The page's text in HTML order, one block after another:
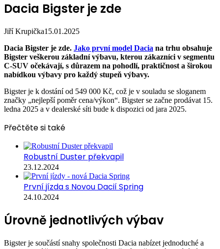
Dacia Bigster je zde
Jiří Krupička15.01.2025
Dacia Bigster je zde. Jako první model Dacia na trhu obsahuje
Bigster veškerou základní výbavu, kterou zákazníci v segmentu
C-SUV očekávají, s důrazem na pohodlí, praktičnost a širokou
nabídkou výbavy pro každý stupeň výbavy.
Bigster je k dostání od 549 000 Kč, což je v souladu se sloganem
značky „nejlepší poměr cena/výkon“. Bigster se začne prodávat 15.
ledna 2025 a v dealerské síti bude k dispozici od jara 2025.
Přečtěte si také
Robustní Duster překvapil
23.12.2024
První jízda s Novou Dacií Spring
24.10.2024
Úrovně jednotlivých výbav
Bigster je součástí snahy společnosti Dacia nabízet jednoduché a